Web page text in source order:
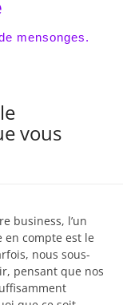
mensonges.
vous
business, l’un
en compte est le
nous sous-
pensant que nos